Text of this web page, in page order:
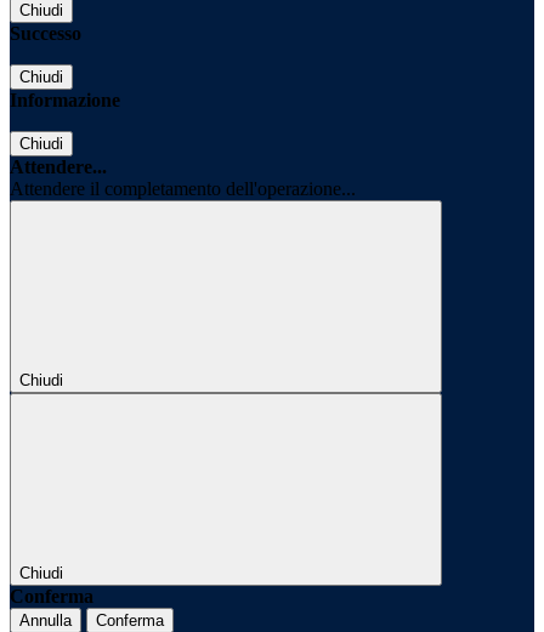
Chiudi
Successo
Chiudi
Informazione
Chiudi
Attendere...
Attendere il completamento dell'operazione...
Chiudi
Chiudi
Conferma
Annulla Conferma